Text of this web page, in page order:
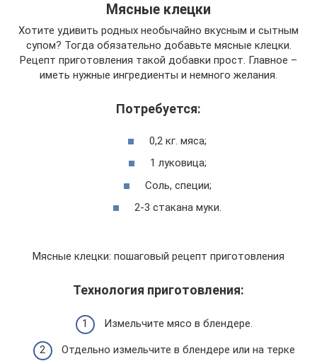
Мясные клецки
Хотите удивить родных необычайно вкусным и сытным
супом? Тогда обязательно добавьте мясные клецки.
Рецепт приготовления такой добавки прост. Главное –
иметь нужные ингредиенты и немного желания.
Потребуется:
0,2 кг. мяса;
1 луковица;
Соль, специи;
2-3 стакана муки.
Мясные клецки: пошаговый рецепт приготовления
Технология приготовления:
Измельчите мясо в блендере.
Отдельно измельчите в блендере или на терке